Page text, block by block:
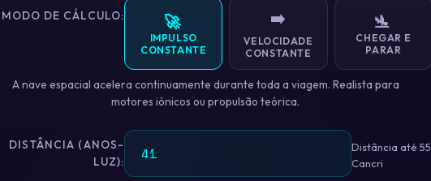
MODO DE CÁLCULO: 🚀
IMPULSO
CONSTANTE
➡️
VELOCIDADE
CONSTANTE
🛬
CHEGAR E
PARAR
A nave espacial acelera continuamente durante toda a viagem. Realista para
motores iónicos ou propulsão teórica.
DISTÂNCIA (ANOS-
LUZ):
Distância até 55
Cancri